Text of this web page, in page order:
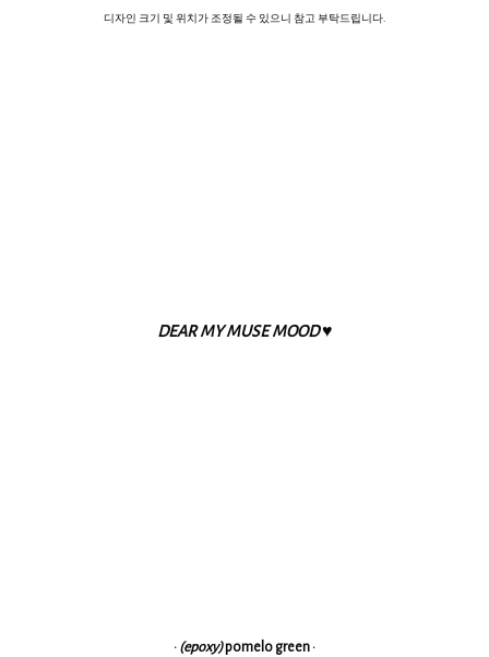
디자인 크기 및 위치가 조정될 수 있으니 참고 부탁드립니다.
DEAR MY MUSE MOOD ♥
· (epoxy)pomelo green ·